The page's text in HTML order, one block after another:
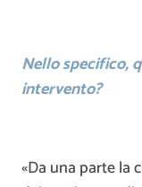
Nello specifico,
intervento?
«Da una parte la